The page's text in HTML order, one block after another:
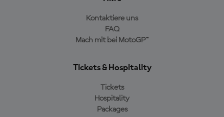
Kontaktiere uns
FAQ
Mach mit bei MotoGP™
Tickets & Hospitality
Tickets
Hospitality
Packages